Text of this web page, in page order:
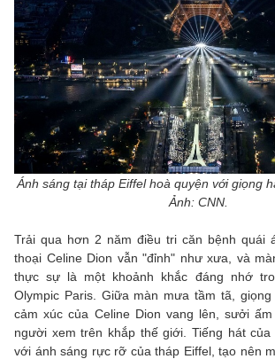
Ánh sáng tại tháp Eiffel hoà quyện với giọng
Ảnh: CNN.
Trải qua hơn 2 năm điều tri căn bệnh quái
thoại Celine Dion vẫn "đỉnh" như xưa, và
thực sự là một khoảnh khắc đáng nhớ
Olympic Paris. Giữa màn mưa tầm tã,
cảm xúc của Celine Dion vang lên, sưởi
người xem trên khắp thế giới. Tiếng hát
với ánh sáng rực rỡ của tháp Eiffel, tạo nên